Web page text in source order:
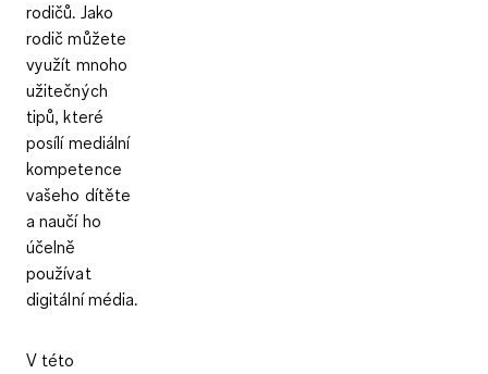
rodičů. Jako
rodič můžete
využít mnoho
užitečných
tipů, které
posílí mediální
kompetence
vašeho dítěte
a naučí ho
účelně
používat
digitální média.
V této